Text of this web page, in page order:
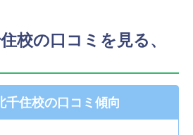
校の口コミを見る、
千住校の口コミ傾向